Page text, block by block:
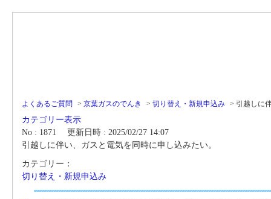
よくあるご質問 > 京葉ガスのでんき > 切り替え・新規申込み > 引越しに
カテゴリー表示
No : 1871
更新日時 : 2025/02/27 14:07
引越しに伴い、ガスと電気を同時に申し込みたい。
カテゴリー：
切り替え・新規申込み